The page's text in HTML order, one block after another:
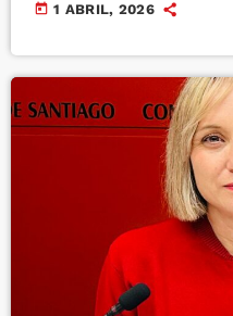
today 1 ABRIL, 2026